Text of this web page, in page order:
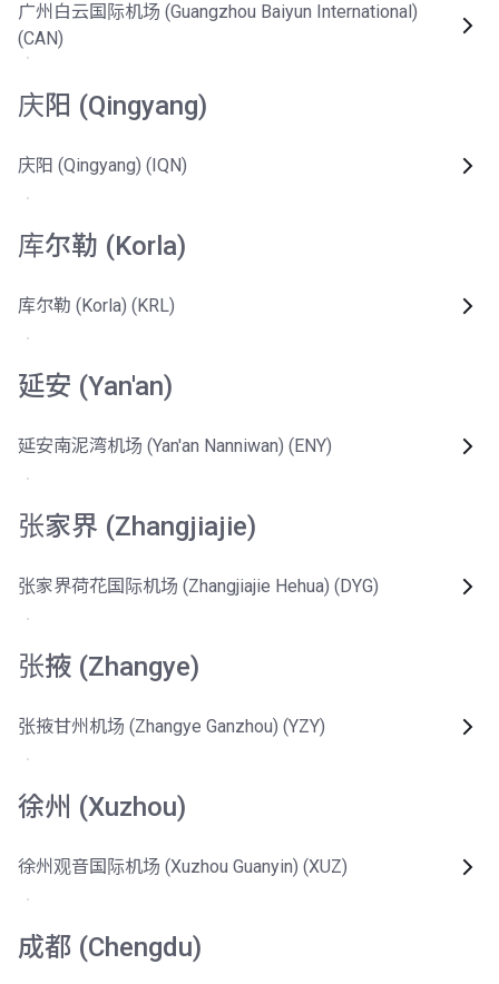
广州白云国际机场 (Guangzhou Baiyun International)
(CAN)
庆阳 (Qingyang)
庆阳 (Qingyang) (IQN)
库尔勒 (Korla)
库尔勒 (Korla) (KRL)
延安 (Yan'an)
延安南泥湾机场 (Yan'an Nanniwan) (ENY)
张家界 (Zhangjiajie)
张家界荷花国际机场 (Zhangjiajie Hehua) (DYG)
张掖 (Zhangye)
张掖甘州机场 (Zhangye Ganzhou) (YZY)
徐州 (Xuzhou)
徐州观音国际机场 (Xuzhou Guanyin) (XUZ)
成都 (Chengdu)